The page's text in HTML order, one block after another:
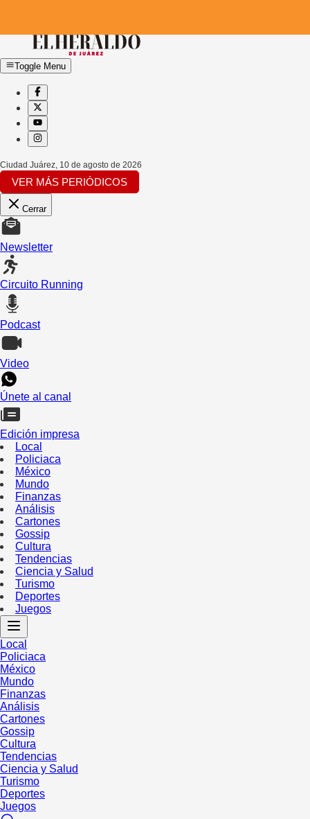
Toggle Menu
Ciudad Juárez 10 de agosto de 2026
VER MÁS PERIÓDICOS
Cerrar
Newsletter
Circuito Running
Podcast
Video
Únete al canal
Edición impresa
Local
Policiaca
México
Mundo
Finanzas
Análisis
Cartones
Gossip
Cultura
Tendencias
Ciencia y Salud
Turismo
Deportes
Juegos
Local
Policiaca
México
Mundo
Finanzas
Análisis
Cartones
Gossip
Cultura
Tendencias
Ciencia y Salud
Turismo
Deportes
Juegos